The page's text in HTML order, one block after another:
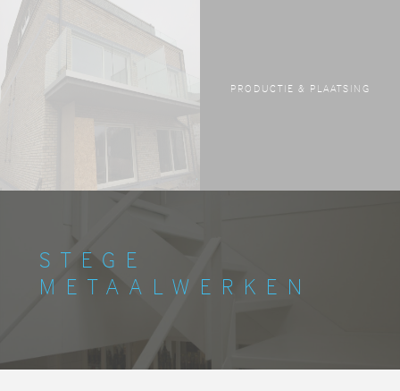
PRODUCTIE & PLAATSING
STEGE
METAALWERKEN